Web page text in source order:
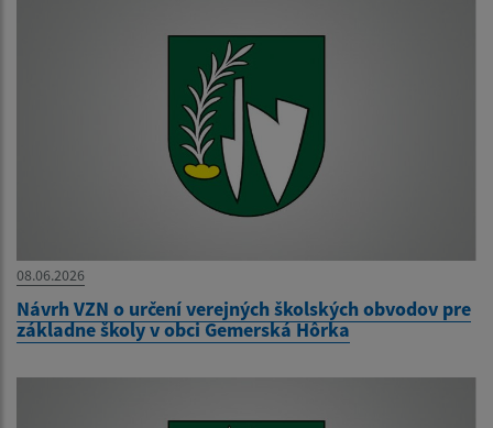
08.06.2026
Návrh VZN o určení verejných školských obvodov pre
základne školy v obci Gemerská Hôrka